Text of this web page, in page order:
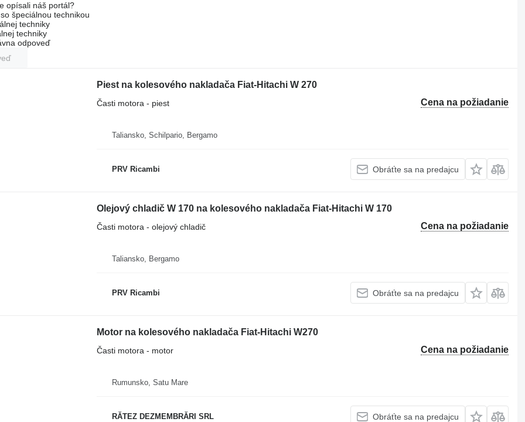
opísali náš portál?
špeciálnou technikou
techniky
techniky
odpoveď
Piest na kolesového nakladača Fiat-Hitachi W 270
Cena na požiadanie
Časti motora - piest
Taliansko, Schilpario, Bergamo
PRV Ricambi Obráťte sa na predajcu
Olejový chladič W 170 na kolesového nakladača Fiat-Hitachi W 170
Cena na požiadanie
Časti motora - olejový chladič
Taliansko, Bergamo
PRV Ricambi Obráťte sa na predajcu
Motor na kolesového nakladača Fiat-Hitachi W270
Cena na požiadanie
Časti motora - motor
Rumunsko, Satu Mare
RĂTEZ DEZMEMBRĂRI SRL Obráťte sa na predajcu